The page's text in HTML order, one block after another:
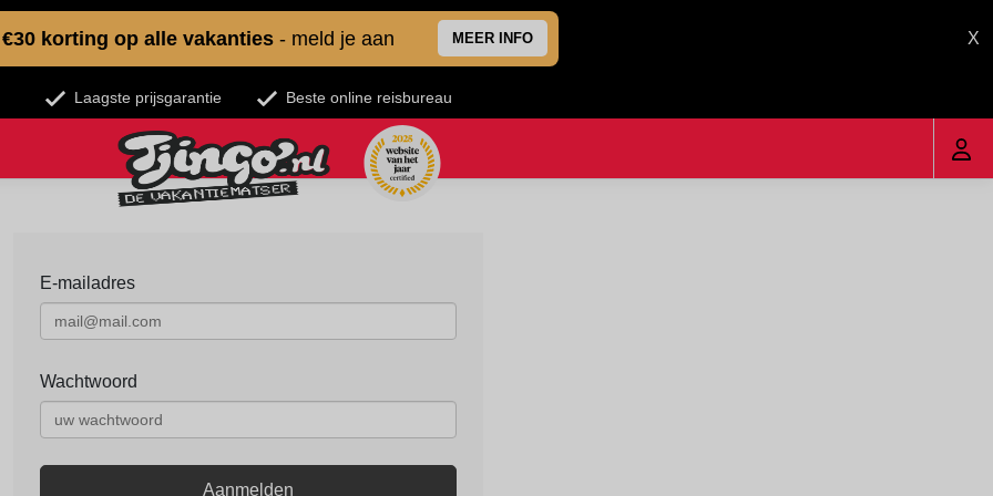
€30 korting op alle vakanties - meld je aan MEER INFO X
Laagste prijsgarantie Beste online reisbureau
E-mailadres
Wachtwoord
Aanmelden